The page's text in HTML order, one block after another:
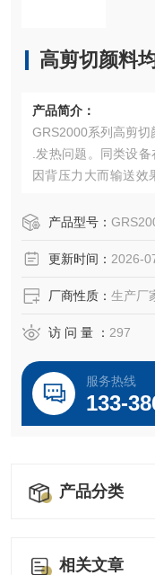
高剪切颜料
产品简介：
GRS2000系列高剪切
.发热问题。同类设
因背压力大而输送效
上，减小了背压阻力
产品型号：
更新时间： 2026-
厂商性质： 生产厂
访 问 量 ： 297
服务热线
133-
产品分类
相关文章